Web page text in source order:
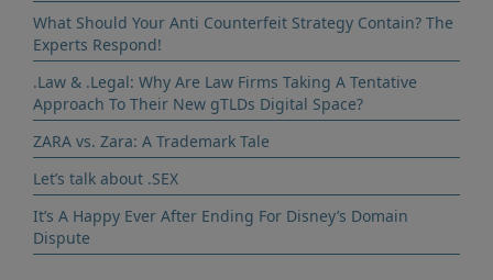
What Should Your Anti Counterfeit Strategy Contain? The
Experts Respond!
.Law & .Legal: Why Are Law Firms Taking A Tentative
Approach To Their New gTLDs Digital Space?
ZARA vs. Zara: A Trademark Tale
Let’s talk about .SEX
It’s A Happy Ever After Ending For Disney’s Domain
Dispute